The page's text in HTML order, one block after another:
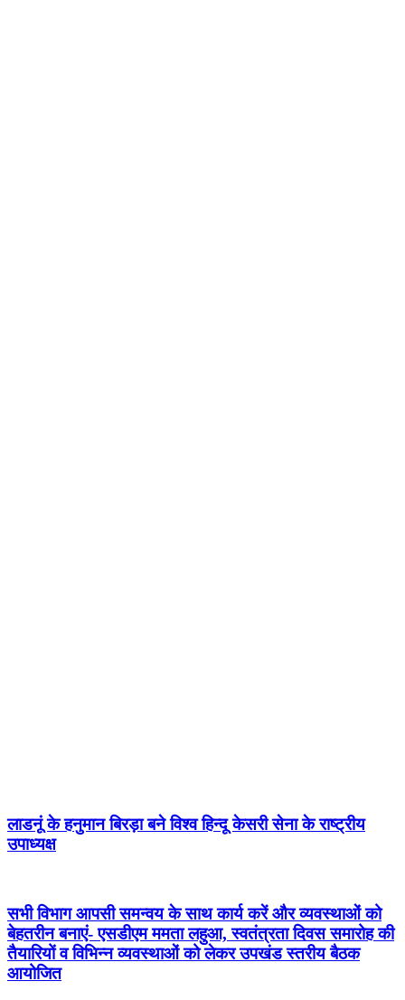
लाडनूं के हनुमान बिरड़ा बने विश्व हिन्दू केसरी सेना के राष्ट्रीय
उपाध्यक्ष
सभी विभाग आपसी समन्वय के साथ कार्य करें और व्यवस्थाओं को
बेहतरीन बनाएं- एसडीएम ममता लहुआ, स्वतंत्रता दिवस समारोह की
तैयारियों व विभिन्न व्यवस्थाओं को लेकर उपखंड स्तरीय बैठक
आयोजित